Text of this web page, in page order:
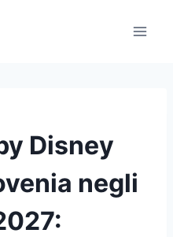
Disney
negli